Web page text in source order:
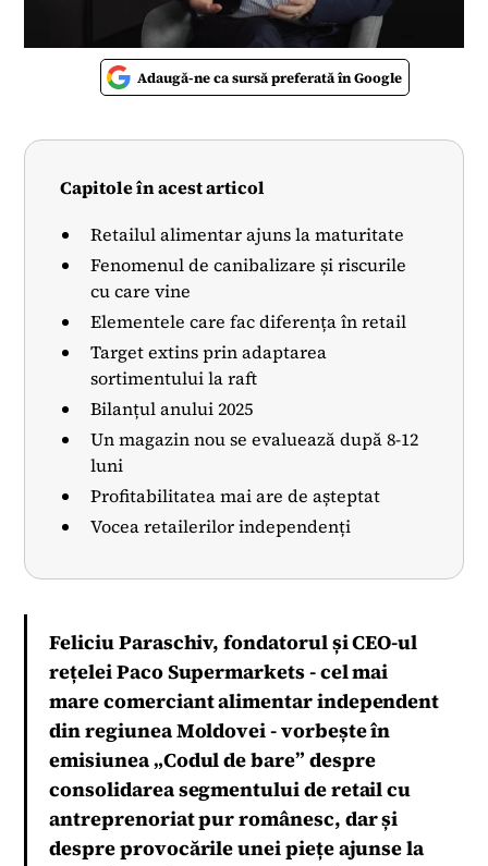
Adaugă-ne ca sursă preferată în Google
Capitole în acest articol
Retailul alimentar ajuns la maturitate
Fenomenul de canibalizare și riscurile
cu care vine
Elementele care fac diferența în retail
Target extins prin adaptarea
sortimentului la raft
Bilanțul anului 2025
Un magazin nou se evaluează după 8-12
luni
Profitabilitatea mai are de așteptat
Vocea retailerilor independenți
Feliciu Paraschiv, fondatorul și CEO-ul
rețelei Paco Supermarkets - cel mai
mare comerciant alimentar independent
din regiunea Moldovei - vorbește în
emisiunea „Codul de bare” despre
consolidarea segmentului de retail cu
antreprenoriat pur românesc, dar și
despre provocările unei piețe ajunse la